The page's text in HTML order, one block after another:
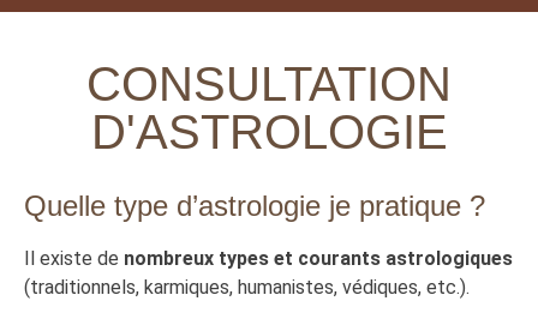
CONSULTATION
D'ASTROLOGIE
Quelle type d’astrologie je pratique ?
Il existe de nombreux types et courants astrologiques
(traditionnels, karmiques, humanistes, védiques, etc.).